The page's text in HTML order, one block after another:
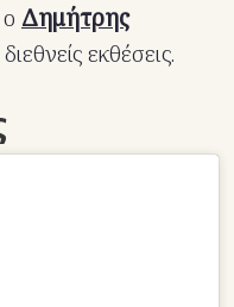
Δημήτρης
εκθέσεις.